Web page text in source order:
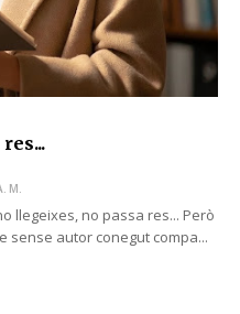
M.
llegeixes, no passa res... Però
autor conegut compa...